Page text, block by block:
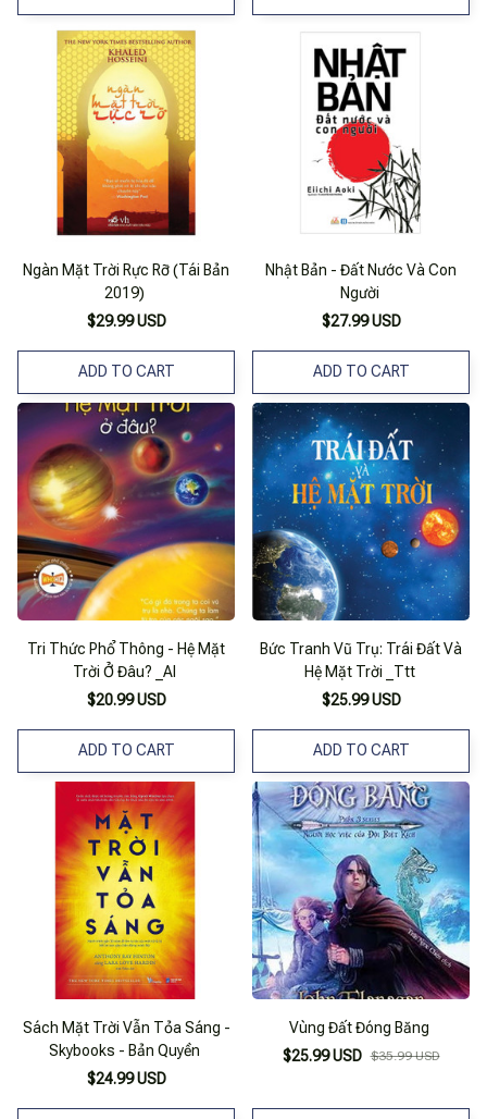
Ngàn Mặt Trời Rực Rỡ (Tái Bản
2019)
$29.99 USD
ADD TO CART
Nhật Bản - Đất Nước Và Con
Người
$27.99 USD
ADD TO CART
Tri Thức Phổ Thông - Hệ Mặt
Trời Ở Đâu? _Al
$20.99 USD
ADD TO CART
Bức Tranh Vũ Trụ: Trái Đất Và
Hệ Mặt Trời _Ttt
$25.99 USD
ADD TO CART
Sách Mặt Trời Vẫn Tỏa Sáng -
Skybooks - Bản Quyền
$24.99 USD
Vùng Đất Đóng Băng
$25.99 USD $35.99 USD